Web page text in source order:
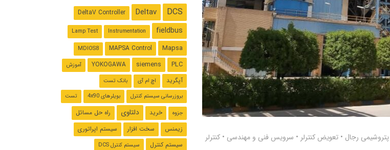
پتروشیمی رجال • تعویض کنترلر • سرویس فنی و مهندسی • کنترلر
DCS
Deltav
DeltaV Controller
fieldbus
Instrumentation
Lamp Test
Mapsa
MAPSA Control
MDIOS8
PLC
siemens
YOKOGAWA آموزش
آپگرید اچ ام آی
بانک تست
بروزرسانی سیستم کنترل
بویلرهای 4x90
تست
جزوه
خرید دلتاوی
راه حل مسائل
زیمنس
سخت افزار
سیستم اپراتوری
سیستم کنترل
سیستم کنترل DCS